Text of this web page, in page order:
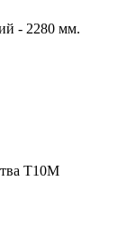
- 2280 мм.
Т10М